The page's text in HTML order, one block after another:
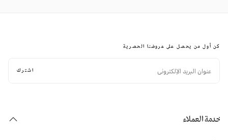
كن أول من يحصل على عروضنا الحصرية
الإلكتروني
اشترك
خدمة العملاء